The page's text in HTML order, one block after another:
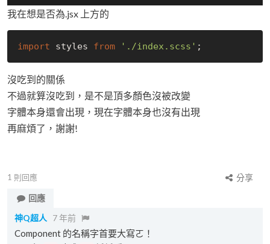
我在想是否為.jsx 上方的
import styles from './index.scss'
沒吃到的關係
不過就算沒吃到，是不是頂多顏色沒被改變
字體本身還會出現，現在字體本身也沒有出現
再麻煩了，謝謝!
1 則回應
分享
回應
神Q超人
7 年前
Component 的名稱字首要大寫ㄛ！